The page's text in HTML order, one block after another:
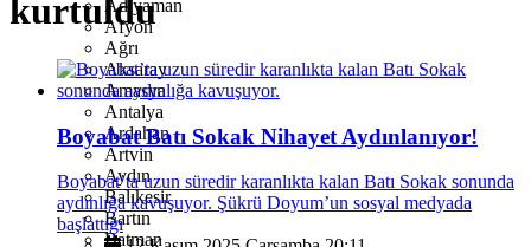
Adıyaman
Afyon
Ağrı
Aksaray
Amasya
Antalya
Ardahan
Artvin
Aydın
Balıkesir
Bartın
Batman
kurtuldu
Boyabat Batı Sokak Nihayet Aydınlanıyor!
Boyabat’ta uzun süredir karanlıkta kalan Batı Sokak sonunda
aydınlığa kavuşuyor. Şükrü Doyum’un sosyal medyada
başlattığı